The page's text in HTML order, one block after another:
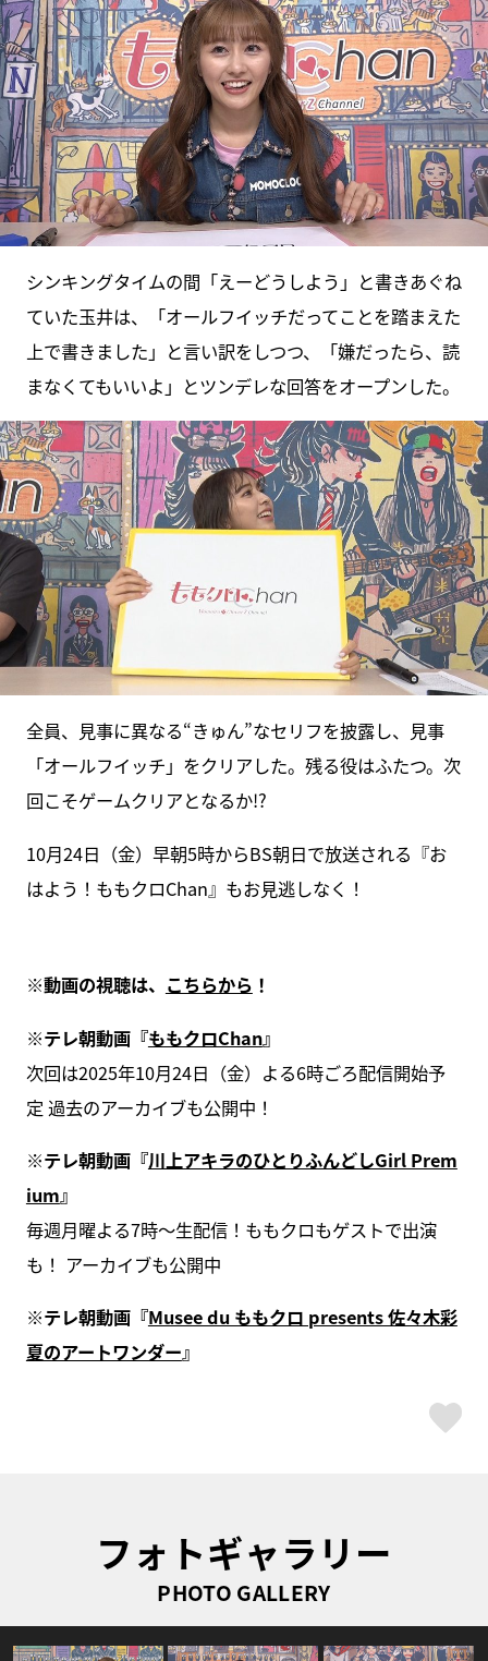
シンキングタイムの間「えーどうしよう」と書きあぐね
ていた玉井は、「オールフイッチだってことを踏まえた
上で書きました」と言い訳をしつつ、「嫌だったら、読
まなくてもいいよ」とツンデレな回答をオープンした。
全員、見事に異なる“きゅん”なセリフを披露し、見事
「オールフイッチ」をクリアした。残る役はふたつ。次
回こそゲームクリアとなるか!?
10月24日（金）早朝5時からBS朝日で放送される『お
はよう！ももクロChan』もお見逃しなく！
※動画の視聴は、 こちらから ！
※テレ朝動画『ももクロChan』
次回は2025年10月24日（金）よる6時ごろ配信開始予
定 過去のアーカイブも公開中！
※テレ朝動画『川上アキラのひとりふんどしGirl Prem
ium』
毎週月曜よる7時〜生配信！ももクロもゲストで出演
も！ アーカイブも公開中
※テレ朝動画『Musee du ももクロ presents 佐々木彩
夏のアートワンダー』
フォトギャラリー
PHOTO GALLERY